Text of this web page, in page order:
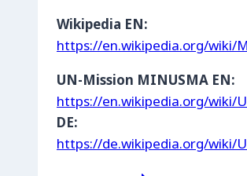
Wikipedia EN:
https://en.wikipedia.org/wiki/
UN-Mission MINUSMA EN:
https://en.wikipedia.org/wiki/
DE:
https://de.wikipedia.org/wiki/